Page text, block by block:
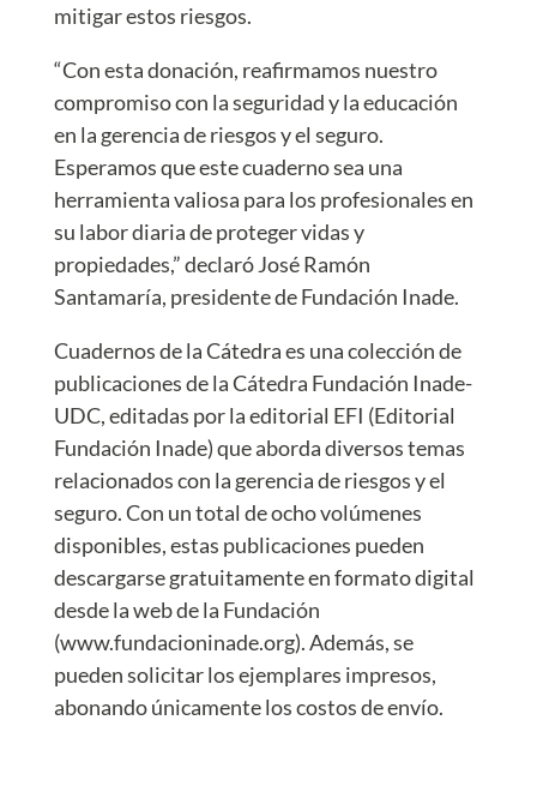
mitigar estos riesgos.
“Con esta donación, reafirmamos nuestro
compromiso con la seguridad y la educación
en la gerencia de riesgos y el seguro.
Esperamos que este cuaderno sea una
herramienta valiosa para los profesionales en
su labor diaria de proteger vidas y
propiedades,” declaró José Ramón
Santamaría, presidente de Fundación Inade.
Cuadernos de la Cátedra es una colección de
publicaciones de la Cátedra Fundación Inade-
UDC, editadas por la editorial EFI (Editorial
Fundación Inade) que aborda diversos temas
relacionados con la gerencia de riesgos y el
seguro. Con un total de ocho volúmenes
disponibles, estas publicaciones pueden
descargarse gratuitamente en formato digital
desde la web de la Fundación
(www.fundacioninade.org). Además, se
pueden solicitar los ejemplares impresos,
abonando únicamente los costos de envío.